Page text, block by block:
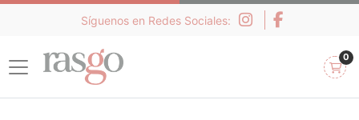
Síguenos en Redes Sociales:
0